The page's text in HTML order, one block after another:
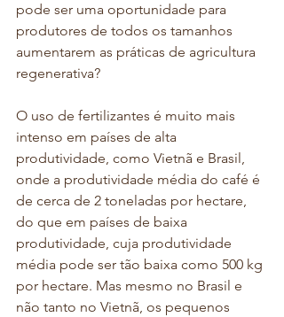
pode ser uma oportunidade para
produtores de todos os tamanhos
aumentarem as práticas de agricultura
regenerativa?
O uso de fertilizantes é muito mais
intenso em países de alta
produtividade, como Vietnã e Brasil,
onde a produtividade média do café é
de cerca de 2 toneladas por hectare,
do que em países de baixa
produtividade, cuja produtividade
média pode ser tão baixa como 500 kg
por hectare. Mas mesmo no Brasil e
não tanto no Vietnã, os pequenos